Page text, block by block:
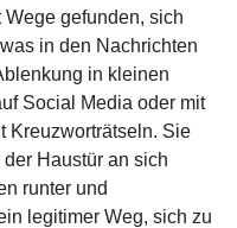
gefunden, sich
in den Nachrichten
in kleinen
Social Media oder mit
Kreuzworträtseln. Sie
Haustür an sich
runter und
legitimer Weg, sich zu